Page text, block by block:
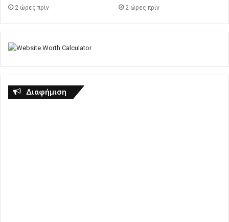
2 ώρες πρίν 2 ώρες πρίν
Διαφήμιση